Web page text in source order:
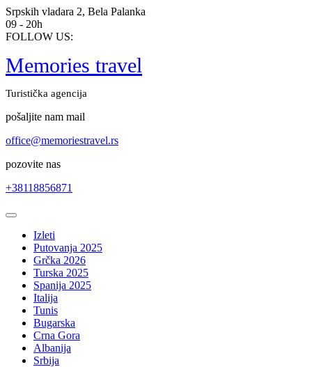
Skip
to
content
Srpskih vladara 2, Bela Palanka
09 - 20h
FOLLOW US:
Memories travel
Turistička agencija
pošaljite nam mail
office@memoriestravel.rs
pozovite nas
+38118856871
Open
ButtonIzleti
Putovanja 2025
Grčka 2026
Turska 2025
Spanija 2025
Italija
Tunis
Bugarska
Crna Gora
Albanija
Srbija